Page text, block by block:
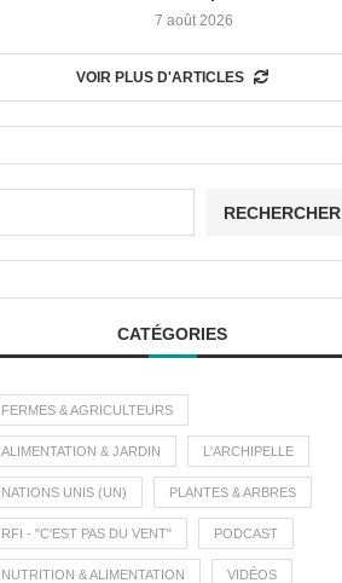
7 août 2026
VOIR PLUS D'ARTICLES
RECHERCHER
CATÉGORIES
FERMES & AGRICULTEURS
ALIMENTATION & JARDIN L'ARCHIPELLE
NATIONS UNIS (UN) PLANTES & ARBRES
RFI - "C'EST PAS DU VENT" PODCAST
NUTRITION & ALIMENTATION VIDÉOS